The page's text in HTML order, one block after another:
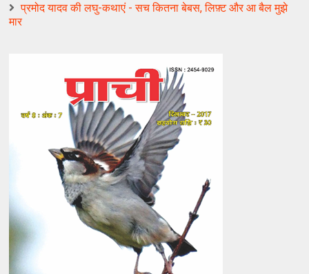
प्रमोद यादव की लघु-कथाएं - सच कितना बेबस, लिफ़्ट और आ बैल मुझे
मार